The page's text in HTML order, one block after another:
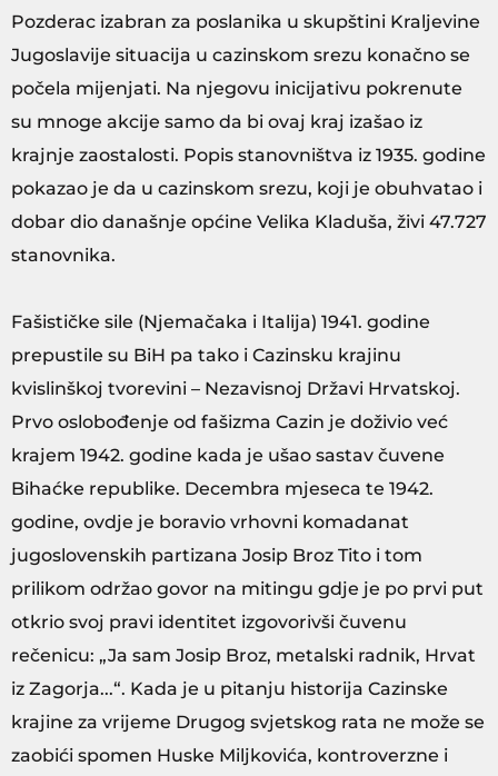
Pozderac izabran za poslanika u skupštini Kraljevine
Jugoslavije situacija u cazinskom srezu konačno se
počela mijenjati. Na njegovu inicijativu pokrenute
su mnoge akcije samo da bi ovaj kraj izašao iz
krajnje zaostalosti. Popis stanovništva iz 1935. godine
pokazao je da u cazinskom srezu, koji je obuhvatao i
dobar dio današnje općine Velika Kladuša, živi 47.727
stanovnika.
Fašističke sile (Njemačaka i Italija) 1941. godine
prepustile su BiH pa tako i Cazinsku krajinu
kvislinškoj tvorevini – Nezavisnoj Državi Hrvatskoj.
Prvo oslobođenje od fašizma Cazin je doživio već
krajem 1942. godine kada je ušao sastav čuvene
Bihaćke republike. Decembra mjeseca te 1942.
godine, ovdje je boravio vrhovni komadanat
jugoslovenskih partizana Josip Broz Tito i tom
prilikom održao govor na mitingu gdje je po prvi put
otkrio svoj pravi identitet izgovorivši čuvenu
rečenicu: „Ja sam Josip Broz, metalski radnik, Hrvat
iz Zagorja...“. Kada je u pitanju historija Cazinske
krajine za vrijeme Drugog svjetskog rata ne može se
zaobići spomen Huske Miljkovića, kontroverzne i